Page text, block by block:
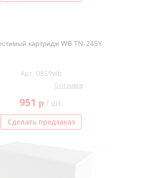
картридж WB TN-245Y
Арт. 0859wb
0 отзывов
951 p/ шт.
Сделать предзаказ